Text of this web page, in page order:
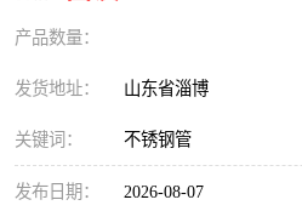
产品数量：
发货地址： 山东省淄博
关键词： 不锈钢管
发布日期： 2026-08-07